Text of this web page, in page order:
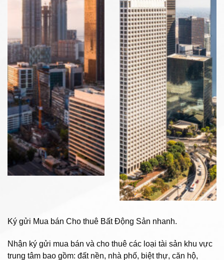
Ký gửi Mua bán Cho thuê Bất Động Sản nhanh.
Nhận ký gửi mua bán và cho thuê các loại tài sản khu vực
trung tâm bao gồm: đất nền, nhà phố, biệt thự, căn hộ,